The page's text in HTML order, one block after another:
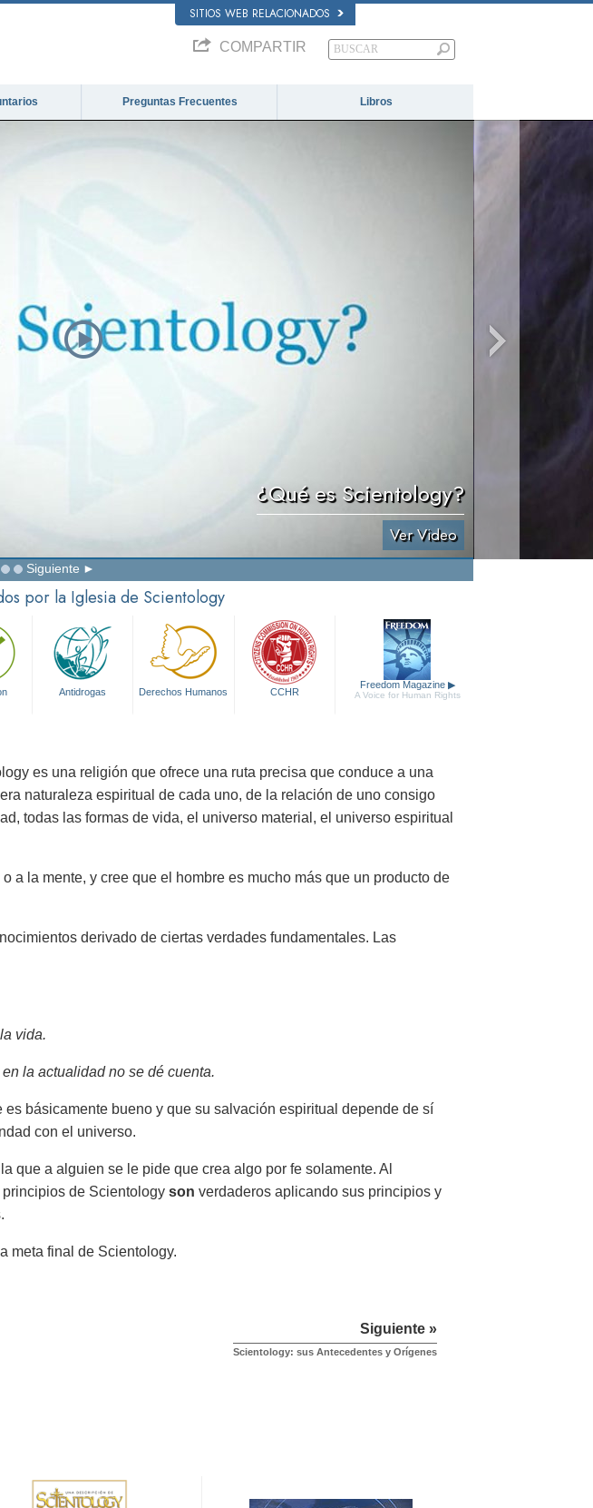
SITIOS WEB RELACIONADOS
COMPARTIR
Preguntas Frecuentes Libros
¿Qué es Scientology?
Ver Video
Siguiente
por la Iglesia de Scientology
Antidrogas Derechos Humanos CCHR
Freedom Magazine ▶
A Voice for Human Rights
es una religión que ofrece una ruta precisa que conduce a una
naturaleza espiritual de cada uno, de la relación de uno consigo
todas las formas de vida, el universo material, el universo espiritual
a la mente, y cree que el hombre es mucho más que un producto de
derivado de ciertas verdades fundamentales. Las
vida.
la actualidad no se dé cuenta.
básicamente bueno y que su salvación espiritual depende de sí
con el universo.
que a alguien se le pide que crea algo por fe solamente. Al
de Scientology son verdaderos aplicando sus principios y
meta final de Scientology.
Siguiente »
Scientology: sus Antecedentes y Orígenes